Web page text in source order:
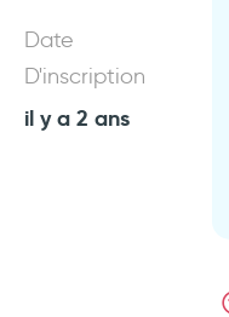
Date
D'inscription
il y a 2 ans